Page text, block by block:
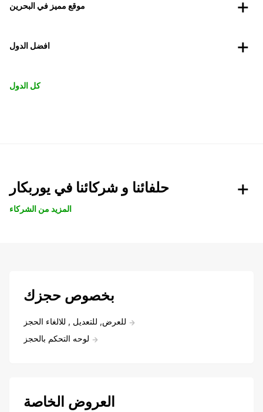
موقع مميز في البحرين
افضل الدول
كل الدول
حلفائنا و شركائنا في يوربكار
المزيد من الشركاء
بخصوص حجزك
للعرض, للتعديل , للالغاء الحجز
لوحه التحكم بالحجز
العروض الخاصة